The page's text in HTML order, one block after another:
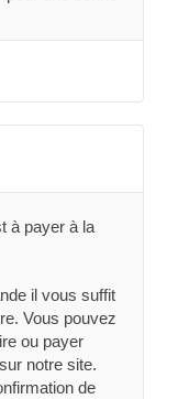
à payer à la
il vous suffit
Vous pouvez
ou payer
notre site.
de